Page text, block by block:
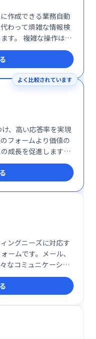
作成できる業務自動
わって煩雑な情報検
す。 複雑な操作は不
合わせ対応の効率化
。
よく比較されています
、高い応答率を実現
フォームより価値の
成長を促進します。
エンゲージメントを
グを実現しましょ
ングニーズに対応す
ームです。メール、
なコミュニケーショ
ングキャンペーンを
フレンドリーなイン
に利用可能。顧客エ
成長を促進します。
定も容易です。